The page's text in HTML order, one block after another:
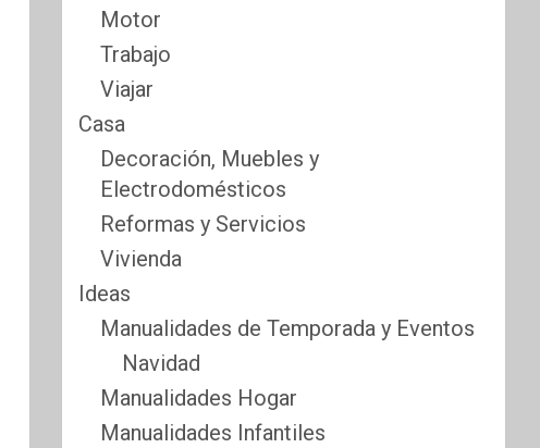
Motor
Trabajo
Viajar
Casa
Decoración, Muebles y
Electrodomésticos
Reformas y Servicios
Vivienda
Ideas
Manualidades de Temporada y Eventos
Navidad
Manualidades Hogar
Manualidades Infantiles